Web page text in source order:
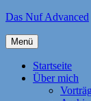
Zum
springen
Das Nuf Advanced
Menü
Startseite
Über mich